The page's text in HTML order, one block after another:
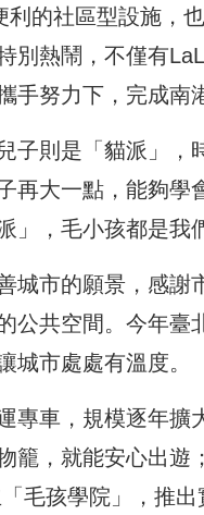
的社區型設施，
別熱鬧，不僅有
手努力下，完成南
子則是「貓派」，
再大一點，能夠學
，毛小孩都是我
城市的願景，感謝
公共空間。今年臺
城市處處有溫度。
專車，規模逐年擴
籠，就能安心出遊
毛孩學院」，推